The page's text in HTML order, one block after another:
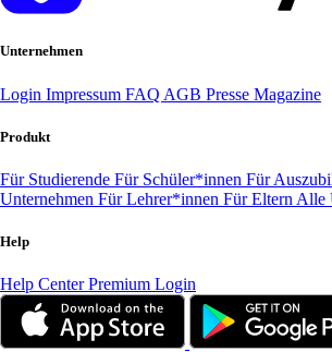
Unternehmen
Login Impressum FAQ AGB Presse Magazine
Produkt
Für Studierende Für Schüler*innen Für
Unternehmen Für Lehrer*innen Für Eltern Alle
Help
Help CenterPremium Login